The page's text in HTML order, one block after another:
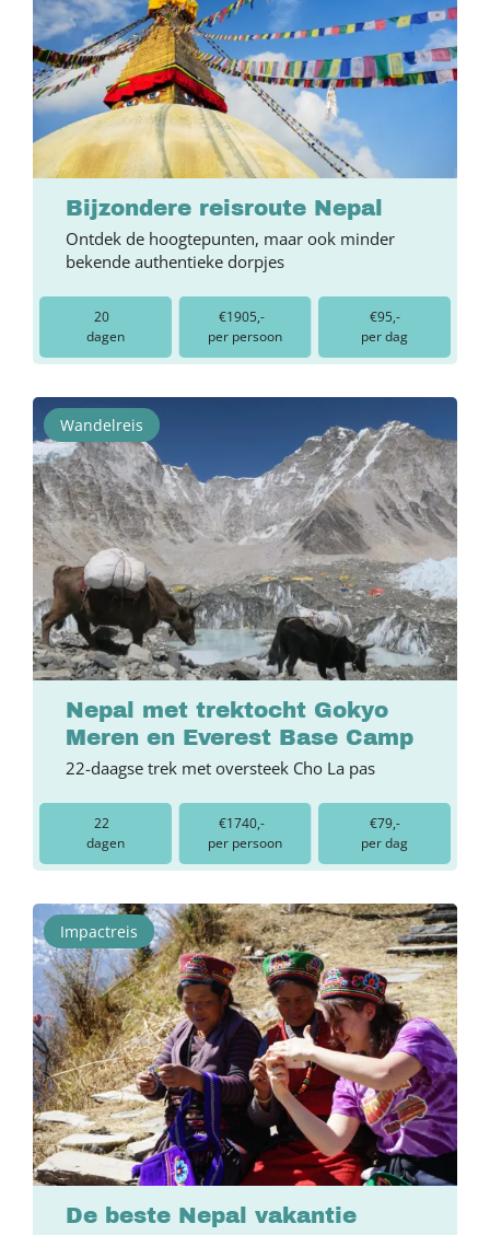
Bijzondere reisroute Nepal
Ontdek de hoogtepunten, maar ook minder
bekende authentieke dorpjes
20
dagen
€1905,-
per persoon
€95,-
per dag
Wandelreis
Nepal met trektocht Gokyo
Meren en Everest Base Camp
22-daagse trek met oversteek Cho La pas
22
dagen
€1740,-
per persoon
€79,-
per dag
Impactreis
De beste Nepal vakantie